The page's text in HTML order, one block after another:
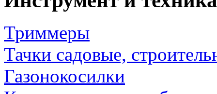
Триммеры
Тачки садовые,
Газонокосилки